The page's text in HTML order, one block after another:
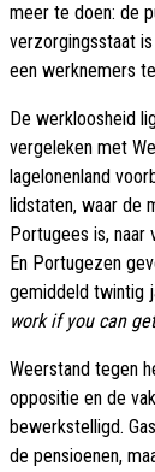
meer te doen: de
verzorgingsstaat
een werknemers
De werkloosheid
vergeleken met
lagelonenland
lidstaten, waar de
Portugees is, naar
En Portugezen
gemiddeld twintig
work if you can
Weerstand tegen
oppositie en de
bewerkstelligd.
de pensioenen,